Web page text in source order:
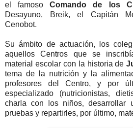
el famosoComando de los
Desayuno, Breik, el Capitán
Cenobot.
Su ámbito de actuación, los
aquellos Centros que se
material escolar con la historia de
tema de la nutrición y la
profesores del Centro, y por
especializado (nutricionistas,
charla con los niños, desarrollar
pruebas y repartirles, por último,